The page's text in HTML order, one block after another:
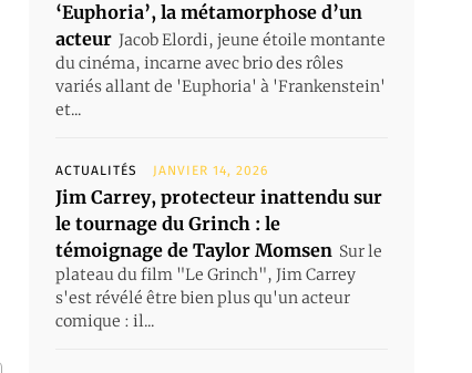
‘Euphoria’, la métamorphose d’un
acteur Jacob Elordi, jeune étoile montante
du cinéma, incarne avec brio des rôles
variés allant de 'Euphoria' à 'Frankenstein'
et...
ACTUALITÉS JANVIER 14, 2026
Jim Carrey, protecteur inattendu sur
le tournage du Grinch : le
témoignage de Taylor Momsen Sur le
plateau du film "Le Grinch", Jim Carrey
s'est révélé être bien plus qu'un acteur
comique : il...